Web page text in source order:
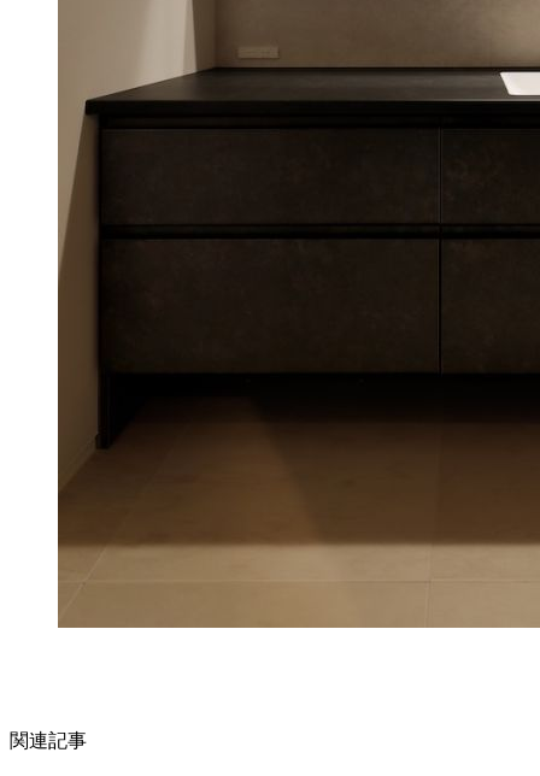
関連記事